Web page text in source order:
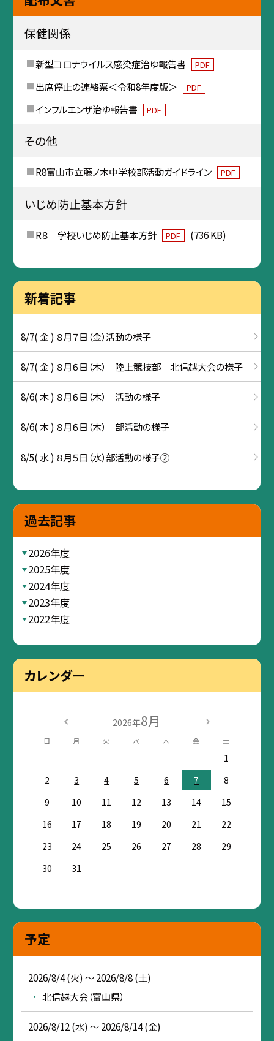
保健関係
新型コロナウイルス感染症治ゆ報告書 PDF
出席停止の連絡票＜令和8年度版＞ PDF
インフルエンザ治ゆ報告書 PDF
その他
R8富山市立藤ノ木中学校部活動ガイドライン PDF
いじめ防止基本方針
R８ 学校いじめ防止基本方針 PDF (736 KB)
新着記事
8/7( 金 ) ８月７日（金）活動の様子
8/7( 金 ) ８月６日（木） 陸上競技部 北信越大会の様子
8/6( 木 ) ８月６日（木） 活動の様子
8/6( 木 ) ８月６日（木） 部活動の様子
8/5( 水 ) ８月５日（水）部活動の様子②
過去記事
2026年度
2025年度
2024年度
2023年度
2022年度
カレンダー
2026年8月
日 月 火 水 木 金 土
1
2
3 4 5 6 7
8
9
10 11 12 13 14
15
16
17 18 19 20 21
22
23
24 25 26 27 28
29
30
31
予定
2026/8/4 (火) ～ 2026/8/8 (土)
北信越大会（富山県）
2026/8/12 (水) ～ 2026/8/14 (金)